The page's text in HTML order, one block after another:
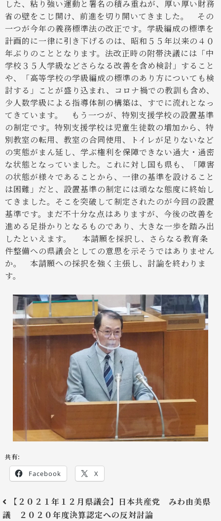
した、粘り強い運動と署名の積み重ねが、厚い厚い財務
省の壁をこじ開け、前進を切り開いてきました。
その
一つが今年の義務標準法の改正です。学級編成の標準を
計画的に一律に引き下げるのは、昭和５５年以来の４０
年ぶりのこととなります。法改正時の附帯決議には「中
学校３５人学級などさらなる改善を含め検討」すること
や、「高等学校の学級編成の標準のあり方についても検
討する」ことが盛り込まれ、コロナ禍での教訓も含め、
少人数学級による指導体制の構築は、すでに流れとなっ
てきています。
もう一つが、特別支援学校の設置基準
の制定です。特別支援学校は児童生徒数の増加から、特
別教室の転用、教室の合同使用、トイレが足りないなど
の実態がまん延し、学ぶ権利を保障できない過大・過密
な状態となっていました。これに対し国も県も、「障害
の状態が様々であることから、一律の基準を設けること
は困難」だと、設置基準の制定には頑なな態度に終始し
てきました。そこを突破して制定されたのが今回の設置
基準です。まだ不十分な点はありますが、今後の改善を
進める足掛かりとなるものであり、大きな一歩を踏み出
したといえます。
本請願を採択し、さらなる教育条
件整備への県議会としての意思を示そうではありません
か。 本請願への採択を強く主張し、討論を終わりま
す。
共有:
Facebook X
【２０２１年１２月県議会】日本共産党 みわ由美県
議 ２０２０年度決算認定への反対討論